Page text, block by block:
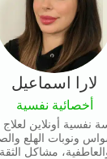
لارا اسماعيل
أخصائية نفسية
نفسية أونلاين
ونوبات الهلع
مشاكل